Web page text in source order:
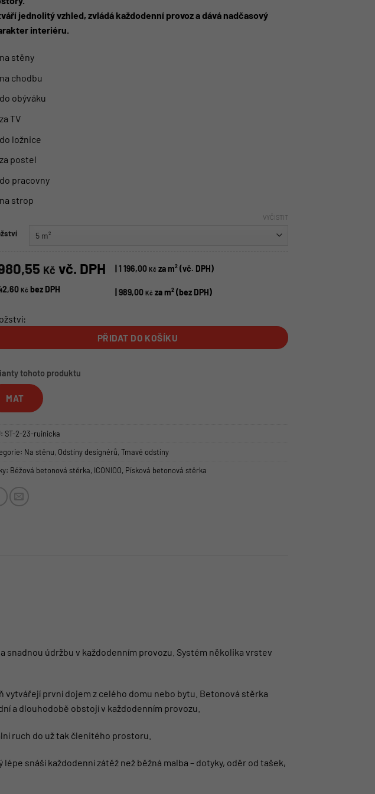
jednolitý vzhled, zvládá každodenní provoz a dává nadčasový
interiéru.
na stěny
na chodbu
do obýváku
za TV
do ložnice
za postel
do pracovny
na strop
VYČISTIT
Kč vč. DPH 1 196,00 Kč za m² (vč. DPH)
Kč bez DPH 989,00 Kč za m² (bez DPH)
PŘIDAT DO KOŠÍKU
tohoto produktu
MAT
ST-2-23-ruinicka
Na stěnu, Odstíny designérů, Tmavé odstíny
Béžová betonová stěrka, ICONIOO, Písková betonová stěrka
údržbu v každodenním provozu. Systém několika vrstev
první dojem z celého domu nebo bytu. Betonová stěrka
a dlouhodobě obstojí v každodenním provozu.
ruch do už tak členitého prostoru.
snáší každodenní zátěž než běžná malba – dotyky, oděr od tašek,